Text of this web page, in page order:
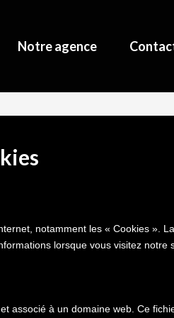
Notre agence
notamment les « Cookies ».
lorsque vous visitez notre
associé à un domaine web. Ce